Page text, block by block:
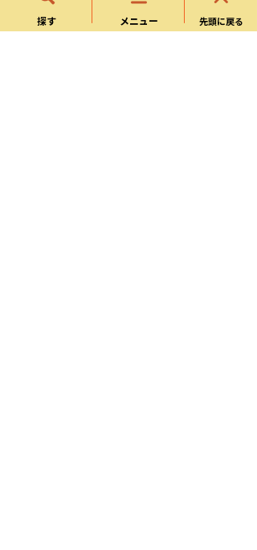
探す メニュー 先頭に戻る
GUIA MULTILÍNGÜE DE INFORMAÇÕES
COTIDIANAS